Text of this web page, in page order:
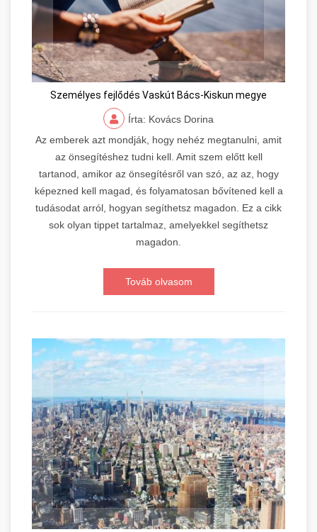
Személyes fejlődés Vaskút Bács-Kiskun megye
Írta: Kovács Dorina
Az emberek azt mondják, hogy nehéz megtanulni, amit
az önsegítéshez tudni kell. Amit szem előtt kell
tartanod, amikor az önsegítésről van szó, az az, hogy
képezned kell magad, és folyamatosan bővítened kell a
tudásodat arról, hogyan segíthetsz magadon. Ez a cikk
sok olyan tippet tartalmaz, amelyekkel segíthetsz
magadon.
Továb olvasom